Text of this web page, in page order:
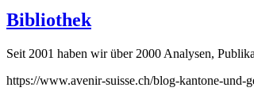
Bibliothek
Seit 2001 haben wir über 2000 Analysen,
https://www.avenir-suisse.ch/blog-kantone-und-